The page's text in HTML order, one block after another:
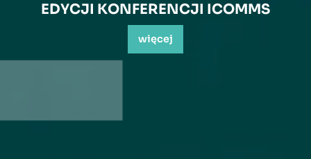
EDYCJI KONFERENCJI ICOMMS
więcej